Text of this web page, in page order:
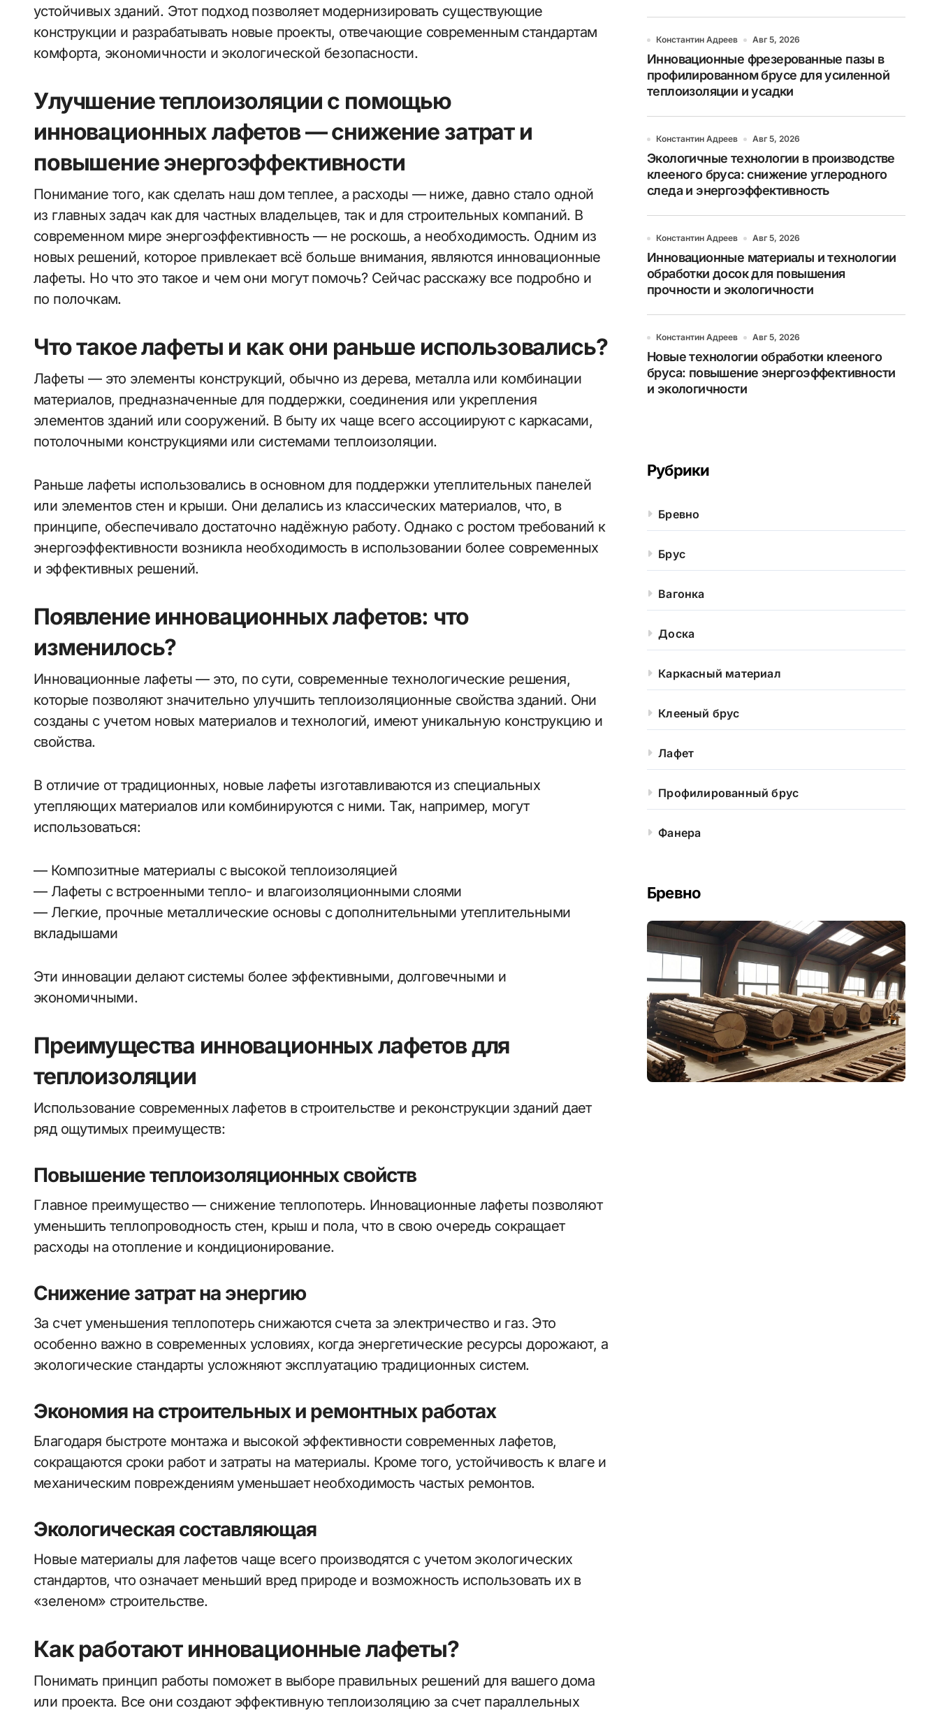
устойчивых зданий. Этот подход позволяет модернизировать существующие
конструкции и разрабатывать новые проекты, отвечающие современным стандартам
комфорта, экономичности и экологической безопасности.
Улучшение теплоизоляции с помощью
инновационных лафетов — снижение затрат и
повышение энергоэффективности
Понимание того, как сделать наш дом теплее, а расходы — ниже, давно стало одной
из главных задач как для частных владельцев, так и для строительных компаний. В
современном мире энергоэффективность — не роскошь, а необходимость. Одним из
новых решений, которое привлекает всё больше внимания, являются инновационные
лафеты. Но что это такое и чем они могут помочь? Сейчас расскажу все подробно и
по полочкам.
Что такое лафеты и как они раньше использовались?
Лафеты — это элементы конструкций, обычно из дерева, металла или комбинации
материалов, предназначенные для поддержки, соединения или укрепления
элементов зданий или сооружений. В быту их чаще всего ассоциируют с каркасами,
потолочными конструкциями или системами теплоизоляции.
Раньше лафеты использовались в основном для поддержки утеплительных панелей
или элементов стен и крыши. Они делались из классических материалов, что, в
принципе, обеспечивало достаточно надёжную работу. Однако с ростом требований к
энергоэффективности возникла необходимость в использовании более современных
и эффективных решений.
Появление инновационных лафетов: что
изменилось?
Инновационные лафеты — это, по сути, современные технологические решения,
которые позволяют значительно улучшить теплоизоляционные свойства зданий. Они
созданы с учетом новых материалов и технологий, имеют уникальную конструкцию и
свойства.
В отличие от традиционных, новые лафеты изготавливаются из специальных
утепляющих материалов или комбинируются с ними. Так, например, могут
использоваться:
— Композитные материалы с высокой теплоизоляцией
— Лафеты с встроенными тепло- и влагоизоляционными слоями
— Легкие, прочные металлические основы с дополнительными утеплительными
вкладышами
Эти инновации делают системы более эффективными, долговечными и
экономичными.
Преимущества инновационных лафетов для
теплоизоляции
Использование современных лафетов в строительстве и реконструкции зданий дает
ряд ощутимых преимуществ:
Повышение теплоизоляционных свойств
Главное преимущество — снижение теплопотерь. Инновационные лафеты позволяют
уменьшить теплопроводность стен, крыш и пола, что в свою очередь сокращает
расходы на отопление и кондиционирование.
Снижение затрат на энергию
За счет уменьшения теплопотерь снижаются счета за электричество и газ. Это
особенно важно в современных условиях, когда энергетические ресурсы дорожают, а
экологические стандарты усложняют эксплуатацию традиционных систем.
Экономия на строительных и ремонтных работах
Благодаря быстроте монтажа и высокой эффективности современных лафетов,
сокращаются сроки работ и затраты на материалы. Кроме того, устойчивость к влаге и
механическим повреждениям уменьшает необходимость частых ремонтов.
Экологическая составляющая
Новые материалы для лафетов чаще всего производятся с учетом экологических
стандартов, что означает меньший вред природе и возможность использовать их в
«зеленом» строительстве.
Как работают инновационные лафеты?
Понимать принцип работы поможет в выборе правильных решений для вашего дома
или проекта. Все они создают эффективную теплоизоляцию за счет параллельных
Константин Адреев Авг 5, 2026
Инновационные фрезерованные пазы в
профилированном брусе для усиленной
теплоизоляции и усадки
Константин Адреев Авг 5, 2026
Экологичные технологии в производстве
клееного бруса: снижение углеродного
следа и энергоэффективность
Константин Адреев Авг 5, 2026
Инновационные материалы и технологии
обработки досок для повышения
прочности и экологичности
Константин Адреев Авг 5, 2026
Новые технологии обработки клееного
бруса: повышение энергоэффективности
и экологичности
Рубрики
Бревно
Брус
Вагонка
Доска
Каркасный материал
Клееный брус
Лафет
Профилированный брус
Фанера
Бревно